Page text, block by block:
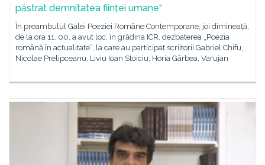
păstrat demnitatea ființei umane“
În preambulul Galei Poeziei Române Contemporane, joi dimineață,
de la ora 11. 00, a avut loc, în grădina ICR, dezbaterea „Poezia
română în actualitate”, la care au participat scriitorii Gabriel Chifu,
Nicolae Prelipceanu, Liviu Ioan Stoiciu, Horia Gârbea, Varujan